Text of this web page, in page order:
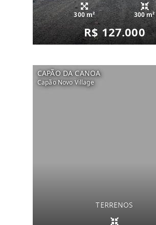
300 m² 300 m²
R$ 127.000
CAPÃO DA CANOA
Capão Novo Village
TERRENOS